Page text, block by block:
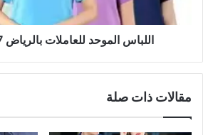
اللباس الموحد للعاملات بالرياض 0597212937
مقالات ذات صلة